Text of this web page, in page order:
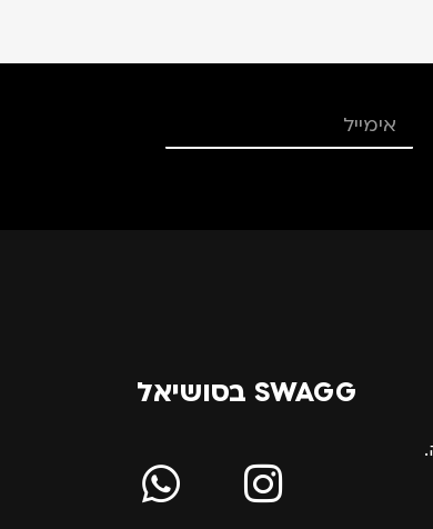
SWAGG בסושיאל